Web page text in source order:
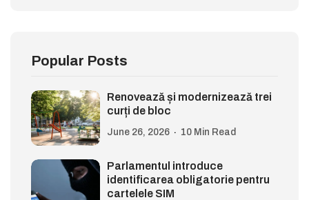
Popular Posts
Renovează și modernizează trei
curți de bloc
June 26, 2026 10 Min Read
Parlamentul introduce
identificarea obligatorie pentru
cartelele SIM